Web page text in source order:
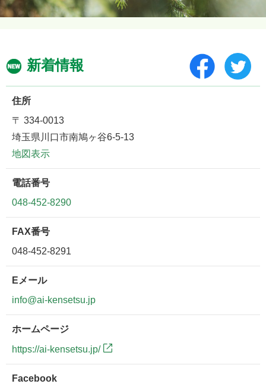
新着情報
住所
〒 334-0013
埼玉県川口市南鳩ヶ谷6-5-13
地図表示
電話番号
048-452-8290
FAX番号
048-452-8291
Eメール
info@ai-kensetsu.jp
ホームページ
https://ai-kensetsu.jp/
Facebook